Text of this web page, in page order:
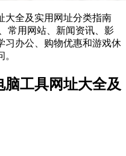
大全及实用网址分类指南
常用网站、新闻资讯、影
习办公、购物优惠和游戏休
工具网址大全及